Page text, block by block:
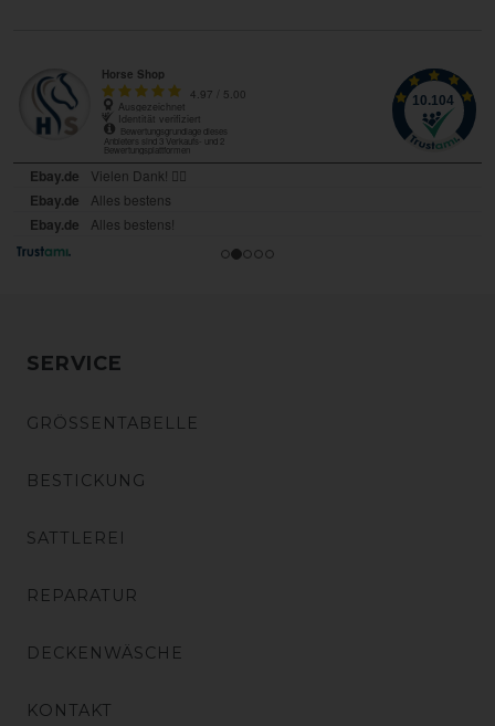
SERVICE
GRÖSSENTABELLE
BESTICKUNG
SATTLEREI
REPARATUR
DECKENWÄSCHE
KONTAKT